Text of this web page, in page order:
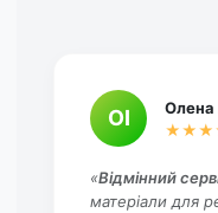
ОІ
Олена
«Відмінний
матеріали для